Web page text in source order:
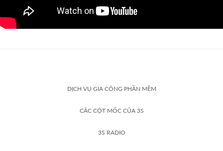
DỊCH VỤ GIA CÔNG PHẦN MỀM
CÁC CỘT MỐC CỦA 3S
3S RADIO